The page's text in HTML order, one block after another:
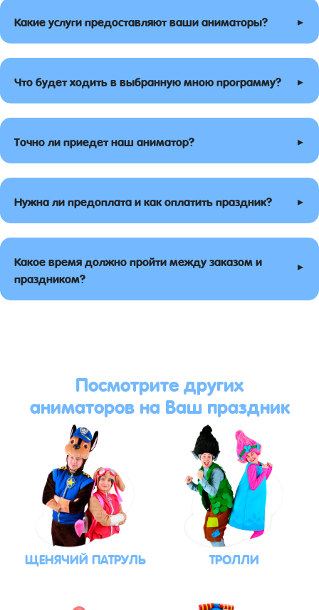
Какие услуги предоставляют ваши аниматоры? ▸
Что будет ходить в выбранную мною программу? ▸
Точно ли приедет наш аниматор? ▸
Нужна ли предоплата и как оплатить праздник? ▸
Какое время должно пройти между заказом и
праздником?
▸
Посмотрите других
аниматоров на Ваш праздник
ЩЕНЯЧИЙ ПАТРУЛЬ ТРОЛЛИ